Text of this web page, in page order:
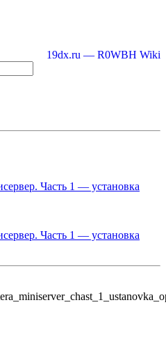
19dx.ru — R0WBH Wiki
Часть 1 — установка
Часть 1 — установка